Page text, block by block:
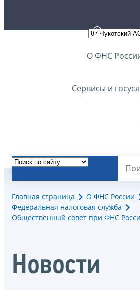
О ФНС
Сервисы и
Главная страница
О ФНС России
Федеральная налоговая служба
Общественный совет при ФНС
Новости